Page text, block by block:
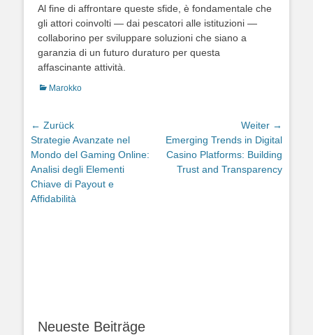
Al fine di affrontare queste sfide, è fondamentale che
gli attori coinvolti — dai pescatori alle istituzioni —
collaborino per sviluppare soluzioni che siano a
garanzia di un futuro duraturo per questa
affascinante attività.
Kategorien
Marokko
Beitragsnavigation
← Zurück
Vorheriger
Beitrag:
Strategie Avanzate nel
Mondo del Gaming Online:
Analisi degli Elementi
Chiave di Payout e
Affidabilità
Weiter →
Nächster
Beitrag:
Emerging Trends in Digital
Casino Platforms: Building
Trust and Transparency
Neueste Beiträge